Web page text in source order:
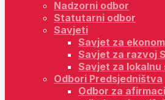
Nadzorni odbor
Statutarni odbor
Savjeti
Savjet za
Savjet za razvoj
Savjet za lokalnu
Odbori Predsjedništva
Odbor za